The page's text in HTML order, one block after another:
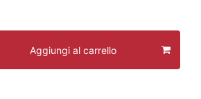
Aggiungi al carrello